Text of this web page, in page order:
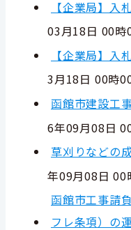
【企業局】入
03月18日 00時
【企業局】入
3月18日 00時
函館市建設工
6年09月08日
草刈りなどの
年09月08日 00
函館市工事請
フレ条項）の